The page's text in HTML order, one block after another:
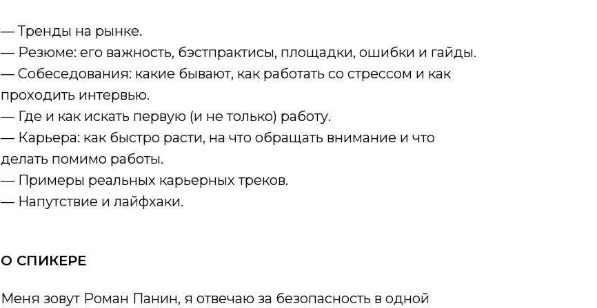
Меня зовут Роман Панин, я отвечаю за безопасность в одной
О СПИКЕРЕ
— Тренды на рынке.
— Резюме: его важность, бэстпрактисы, площадки, ошибки и гайды.
— Собеседования: какие бывают, как работать со стрессом и как
проходить интервью.
— Где и как искать первую (и не только) работу.
— Карьера: как быстро расти, на что обращать внимание и что
делать помимо работы.
— Примеры реальных карьерных треков.
— Напутствие и лайфхаки.